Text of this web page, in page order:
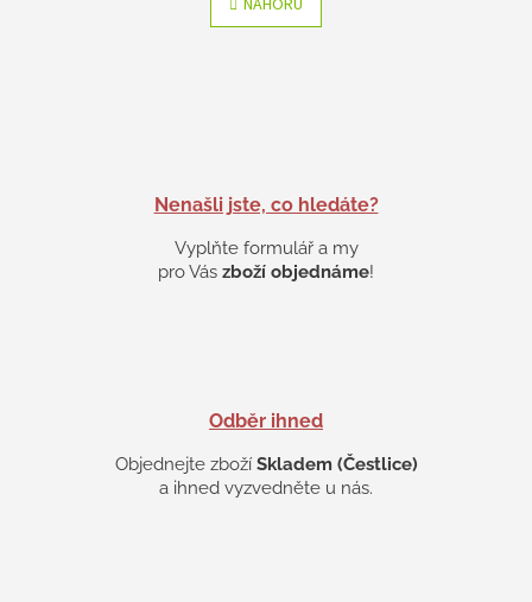
á
k
v
ý
k
NAHORU
Nenašli jste, co hledáte?
Vyplňte formulář a my
pro Vás zboží objednáme!
Odběr ihned
Objednejte zboží Skladem (Čestlice)
a ihned vyzvedněte u nás.